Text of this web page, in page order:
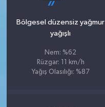
Bölgesel düzensiz yağmur
yağışlı
Nem: %62
Rüzgar: 11 km/h
Yağış Olasılığı: %87